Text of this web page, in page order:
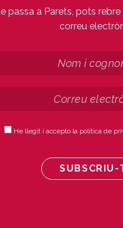
passa a Parets, pots
correu
He llegit i accepto la política de